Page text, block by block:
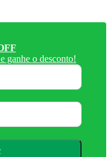
ganhe o desconto!